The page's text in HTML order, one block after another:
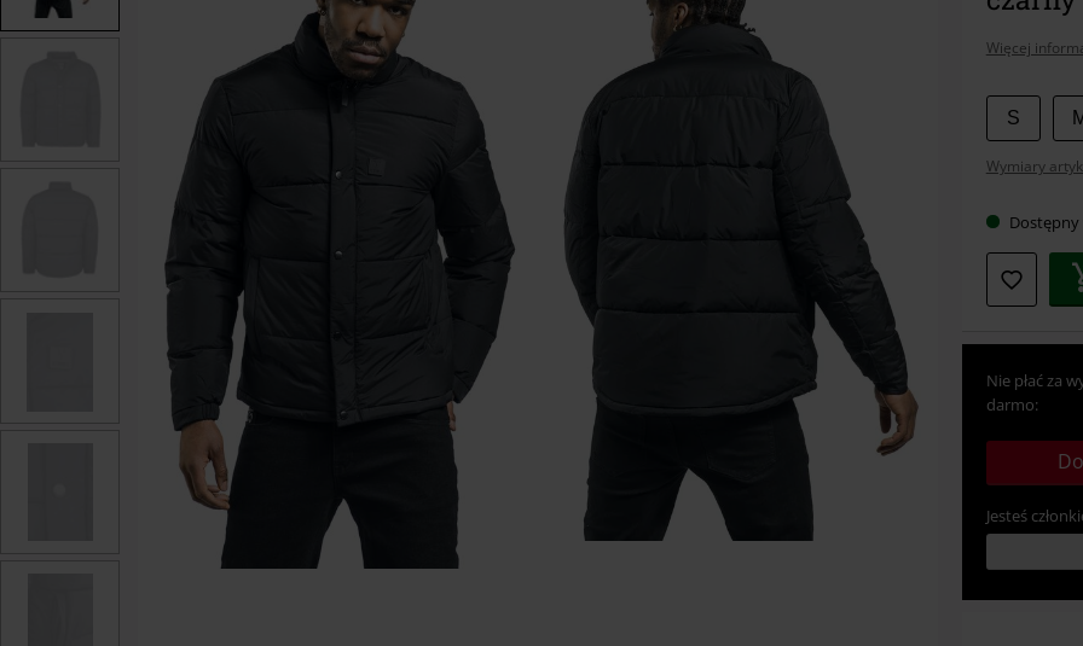
Więcej
swój
S
Wymiary
Dostępny
Nie płać za
darmo:
Jesteś